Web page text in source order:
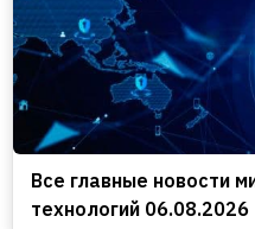
Все главные новости
технологий 06.08.2026